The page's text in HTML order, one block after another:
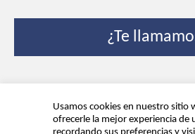
¿Te
Usamos cookies en nuestro sitio
ofrecerle la mejor experiencia de